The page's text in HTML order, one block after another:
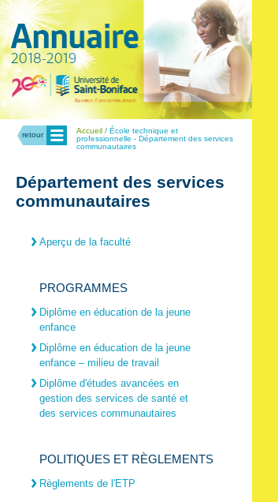
retour Menu Accueil / École technique et
professionnelle - Département des services
communautaires
Département des services
communautaires
Aperçu de la faculté
PROGRAMMES
Diplôme en éducation de la jeune
enfance
Diplôme en éducation de la jeune
enfance – milieu de travail
Diplôme d'études avancées en
gestion des services de santé et
des services communautaires
POLITIQUES ET RÈGLEMENTS
Règlements de l'ETP